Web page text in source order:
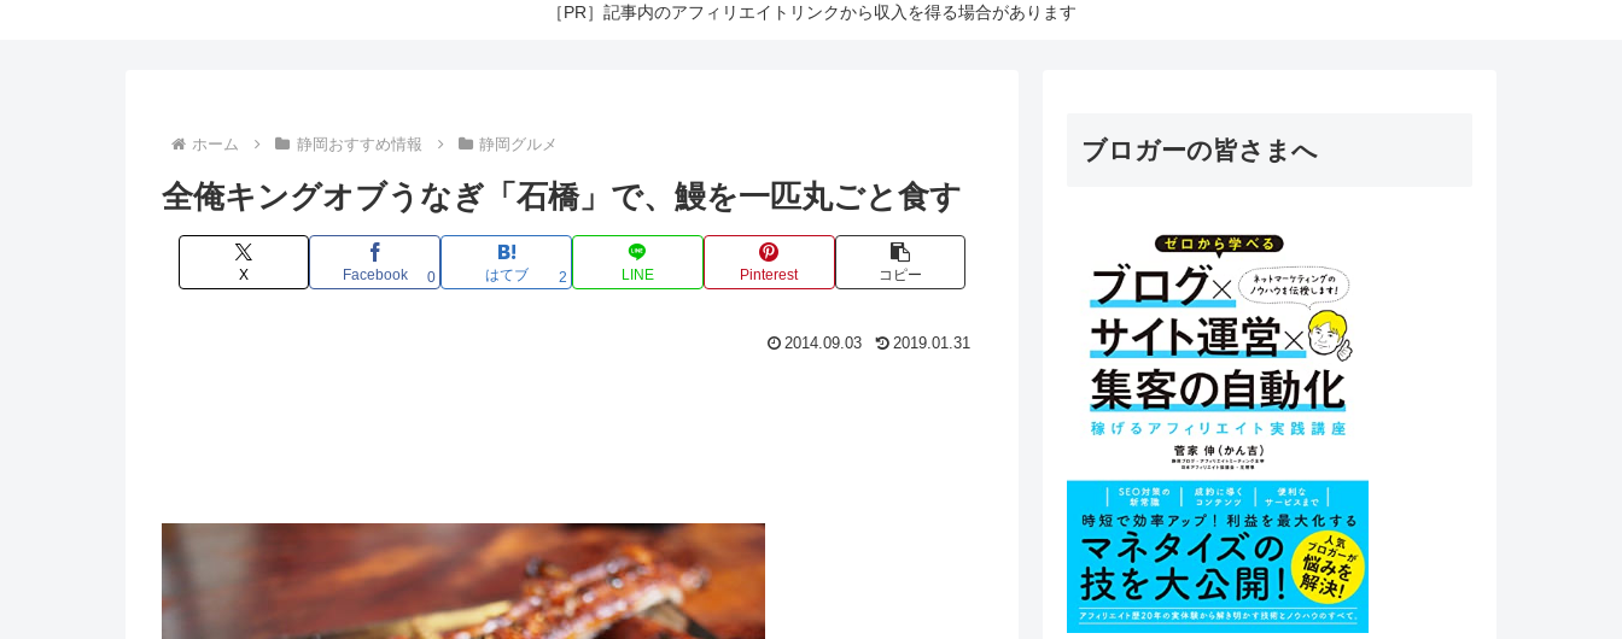
［PR］記事内のアフィリエイトリンクから収入を得る場合があります
ホーム 静岡おすすめ情報 静岡グルメ
全俺キングオブうなぎ「石橋」で、鰻を一匹丸ごと食す
X Facebook 0 はてブ 2 LINE Pinterest コピー
2014.09.03 2019.01.31
ブロガーの皆さまへ